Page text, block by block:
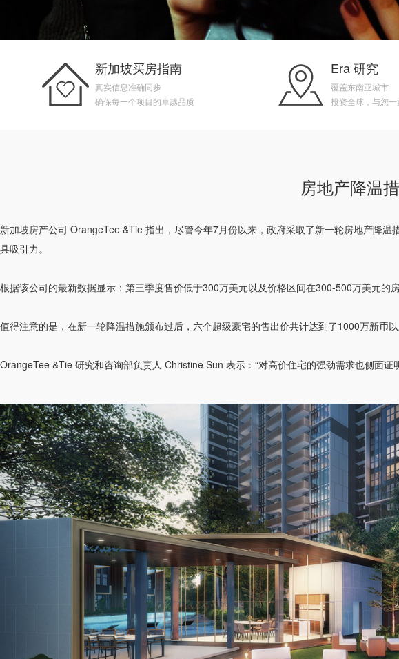
新加坡买房指南
真实信息准确同步
确保每一个项目的卓越品质
Era 研究
覆盖东南亚城市
投资全球，与您一
房地产降温
新加坡房产公司 OrangeTee &Tie 指出，尽管今年7月份以来，政府采取了新一轮房地产降
具吸引力。
根据该公司的最新数据显示：第三季度售价低于300万美元以及价格区间在300-500万美元的
值得注意的是，在新一轮降温措施颁布过后，六个超级豪宅的售出价共计达到了1000万新币以
OrangeTee &Tie 研究和咨询部负责人 Christine Sun 表示：“对高价住宅的强劲需求也侧面证